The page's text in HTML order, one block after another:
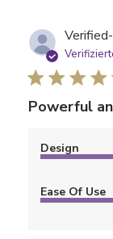
Powerful
Design
Ease Of Use